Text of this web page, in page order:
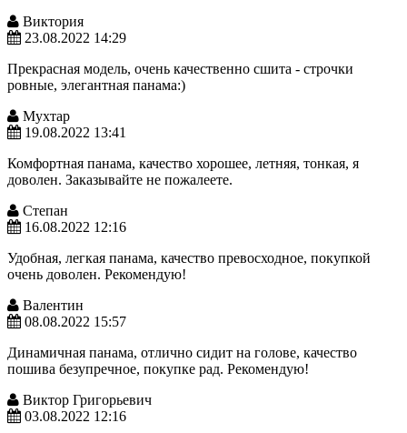
Виктория
23.08.2022 14:29
Прекрасная модель, очень качественно сшита - строчки
ровные, элегантная панама:)
Мухтар
19.08.2022 13:41
Комфортная панама, качество хорошее, летняя, тонкая, я
доволен. Заказывайте не пожалеете.
Степан
16.08.2022 12:16
Удобная, легкая панама, качество превосходное, покупкой
очень доволен. Рекомендую!
Валентин
08.08.2022 15:57
Динамичная панама, отлично сидит на голове, качество
пошива безупречное, покупке рад. Рекомендую!
Виктор Григорьевич
03.08.2022 12:16